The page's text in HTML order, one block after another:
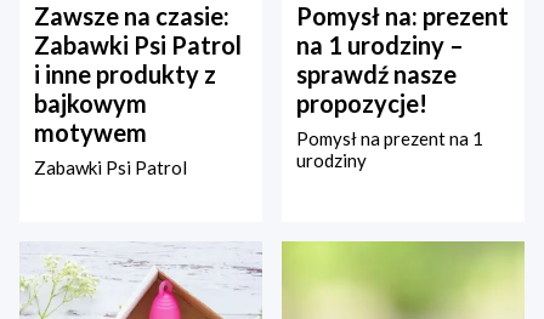
Zawsze na czasie:
Zabawki Psi Patrol
i inne produkty z
bajkowym
motywem
Zabawki Psi Patrol
Pomysł na: prezent
na 1 urodziny –
sprawdź nasze
propozycje!
Pomysł na prezent na 1
urodziny